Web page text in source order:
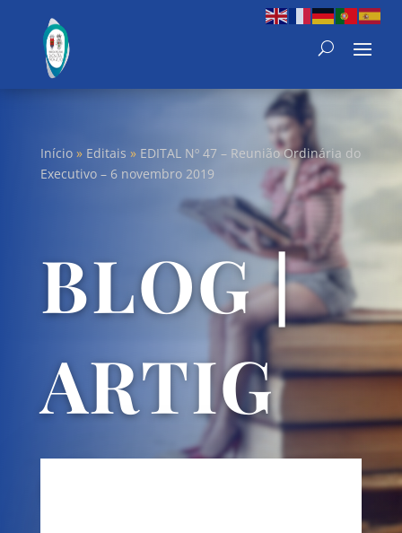
Início» Editais » EDITAL Nº 47 – Reunião Ordinária do
Executivo – 6 novembro 2019
BLOG |
ARTIG
OS